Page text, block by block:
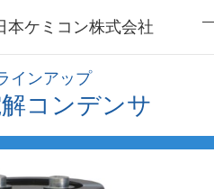
本ケミコン株式会社
インアップ
コンデンサ